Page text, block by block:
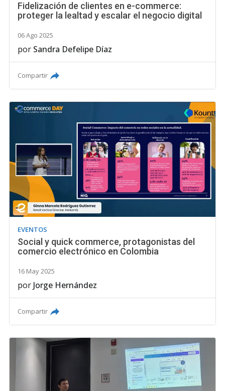
Fidelización de clientes en e-commerce:
proteger la lealtad y escalar el negocio digital
06 Ago 2025
por Sandra Defelipe Díaz
Compartir
EVENTOS
Social y quick commerce, protagonistas del
comercio electrónico en Colombia
16 May 2025
por Jorge Hernández
Compartir